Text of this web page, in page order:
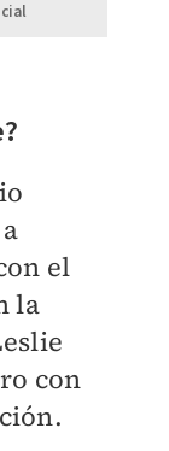
el
la
con